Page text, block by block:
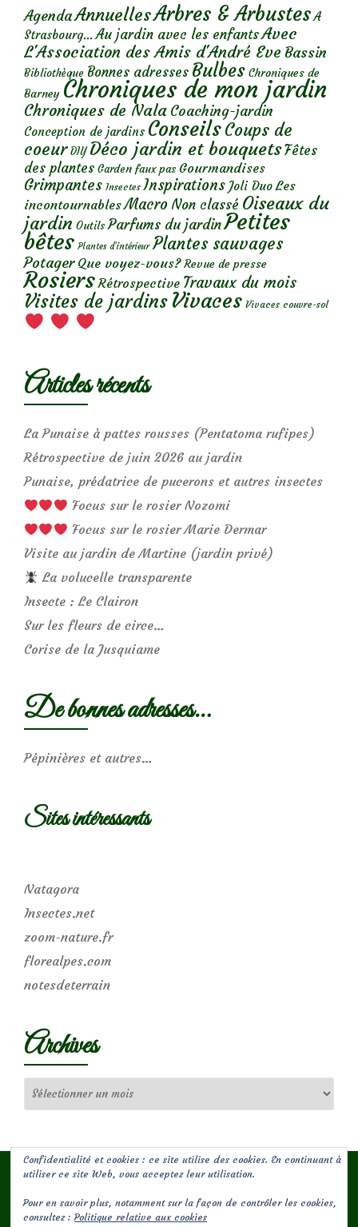
AgendaAnnuellesArbres & Arbustes A
Strasbourg... Au jardin avec les enfantsAvec
L'Association des Amis d'André Eve Bassin
Bibliothèque Bonnes adresses Bulbes Chroniques de
Barney Chroniques de mon jardin
Chroniques de Nala Coaching-jardin
Conception de jardins ConseilsCoups de
coeur DIY Déco jardin et bouquetsFêtes
des plantes Garden faux pas Gourmandises
Grimpantes Insectes Inspirations Joli Duo Les
incontournables Macro Non classé Oiseaux du
jardin Outils Parfums du jardinPetites
bêtes Plantes d’intérieur Plantes sauvages
Potager Que voyez-vous? Revue de presse
Rosiers Rétrospective Travaux du mois
Visites de jardins Vivaces Vivaces couvre-sol
Articles récents
La Punaise à pattes rousses (Pentatoma rufipes)
Rétrospective de juin 2026 au jardin
Punaise, prédatrice de pucerons et autres insectes
Focus sur le rosier Nozomi
Focus sur le rosier Marie Dermar
Visite au jardin de Martine (jardin privé)
La volucelle transparente
Insecte : Le Clairon
Sur les fleurs de circe…
Corise de la Jusquiame
De bonnes adresses…
Pépinières et autres…
Sites intéressants
Natagora
Insectes.net
zoom-nature.fr
florealpes.com
notesdeterrain
Archives
(c) Les Jardins de Malorie
Confidentialité et cookies : ce site utilise des cookies. En continuant à
utiliser ce site Web, vous acceptez leur utilisation.
Pour en savoir plus, notamment sur la façon de contrôler les cookies,
consultez :Politique relative aux cookies